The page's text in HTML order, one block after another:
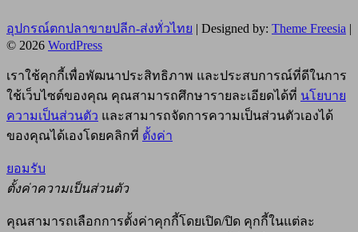
อุปกรณ์ตกปลาขายปลีก-ส่งทั่วไทย | Designed by: Theme Freesia |
© 2026 WordPress
เราใช้คุกกี้เพื่อพัฒนาประสิทธิภาพ และประสบการณ์ที่ดีในการ
ใช้เว็บไซต์ของคุณ คุณสามารถศึกษารายละเอียดได้ที่ นโยบาย
ความเป็นส่วนตัว และสามารถจัดการความเป็นส่วนตัวเองได้
ของคุณได้เองโดยคลิกที่ ตั้งค่า
ยอมรับ
ตั้งค่าความเป็นส่วนตัว
คุณสามารถเลือกการตั้งค่าคุกกี้โดยเปิด/ปิด คุกกี้ในแต่ละ